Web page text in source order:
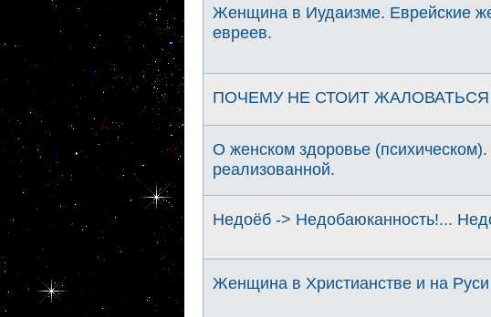
Женщина в Иудаизме. Еврейские
евреев.
ПОЧЕМУ НЕ СТОИТ
О женском здоровье (психическом).
реализованной.
Недоёб -> Недобаюканность!...
Женщина в Христианстве и на Руси